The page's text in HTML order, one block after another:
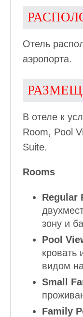
Отель
аэропорта.
В отеле к
Room, Pool
Suite.
Rooms
Regular
зону и
Pool
кровать
видом
Small
Family